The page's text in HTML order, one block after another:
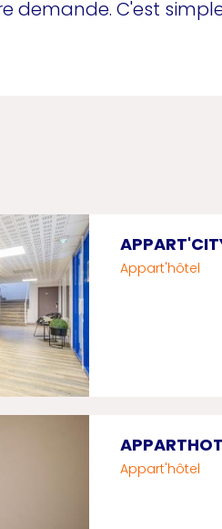
demande. C'est
Appart'hôtel
Appart'hôtel